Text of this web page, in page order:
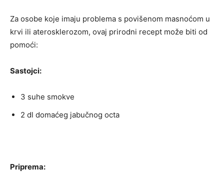
Za osobe koje imaju problema s povišenom masnoćom u
krvi ili aterosklerozom, ovaj prirodni recept može biti od
pomoći:
Sastojci:
3 suhe smokve
2 dl domaćeg jabučnog octa
Priprema: